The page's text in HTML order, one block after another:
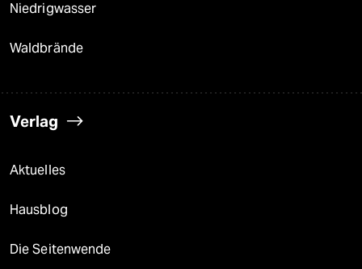
Niedrigwasser
Waldbrände
Verlag
Aktuelles
Hausblog
Die Seitenwende